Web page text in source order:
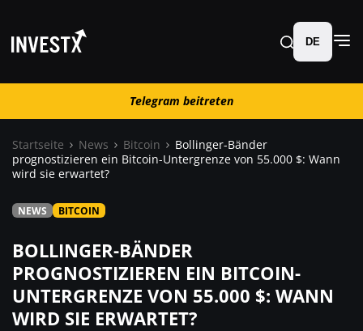
Telegram beitreten
News
Lernen
Trading
Wo kaufen ?
DE
Telegram beitreten
Startseite News Bitcoin
Bollinger-Bänder
prognostizieren ein Bitcoin-Untergrenze von 55.000 $: Wann
wird sie erwartet?
NEWS BITCOIN
BOLLINGER-BÄNDER
PROGNOSTIZIEREN EIN BITCOIN-
UNTERGRENZE VON 55.000 $: WANN
WIRD SIE ERWARTET?